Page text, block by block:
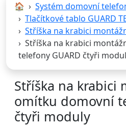
🏠︎
Systém domovní
Tlačítkové tablo GUARD
Stříška na krabici
Stříška na krabici
telefony GUARD čtyři
Stříška na krabici
omítku domovní
čtyři moduly